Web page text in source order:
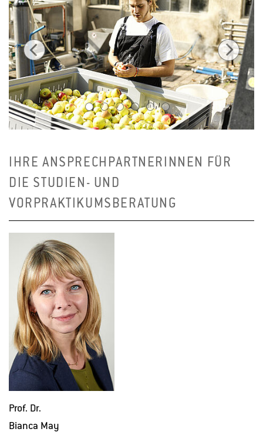
1 2 3 4 5 6
IHRE ANSPRECHPARTNERINNEN FÜR
DIE STUDIEN- UND
VORPRAKTIKUMSBERATUNG
Prof. Dr.
Bi­an­ca May